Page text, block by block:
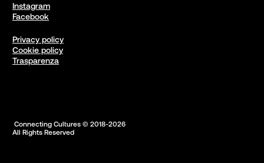
Instagram
Facebook
Privacy policy
Cookie policy
Trasparenza
All Rights Reserved